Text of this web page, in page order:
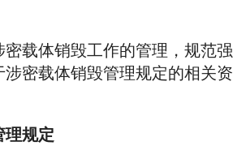
密载体销毁工作的管理，规范
涉密载体销毁管理规定的相关
理规定